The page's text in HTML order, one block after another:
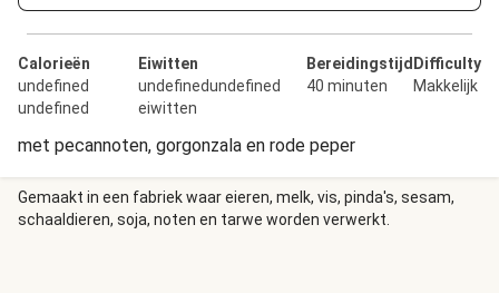
Calorieën
undefined
undefined
Eiwitten
undefinedundefined
eiwitten
Bereidingstijd
40 minuten
Difficulty
Makkelijk
met pecannoten, gorgonzala en rode peper
Gemaakt in een fabriek waar eieren, melk, vis, pinda's, sesam,
schaaldieren, soja, noten en tarwe worden verwerkt.